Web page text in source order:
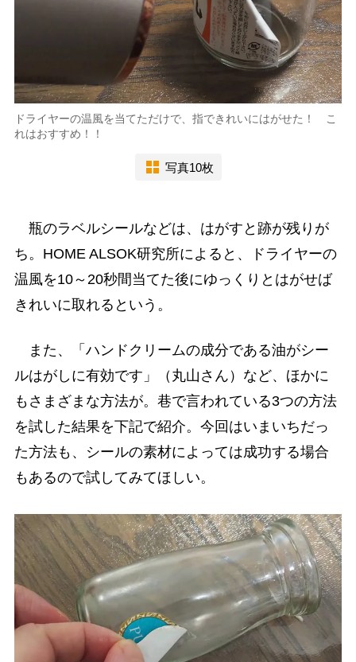
ドライヤーの温風を当てただけで、指できれいにはがせた！ こ
れはおすすめ！！
写真10枚
瓶のラベルシールなどは、はがすと跡が残りが
ち。HOME ALSOK研究所によると、ドライヤーの
温風を10～20秒間当てた後にゆっくりとはがせば
きれいに取れるという。
また、「ハンドクリームの成分である油がシー
ルはがしに有効です」（丸山さん）など、ほかに
もさまざまな方法が。巷で言われている3つの方法
を試した結果を下記で紹介。今回はいまいちだっ
た方法も、シールの素材によっては成功する場合
もあるので試してみてほしい。